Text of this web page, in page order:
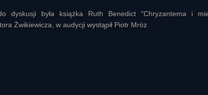
dyskusji była książka Ruth Benedict "Chryzantema i
Żwikiewicza, w audycji wystąpił Piotr Mróz